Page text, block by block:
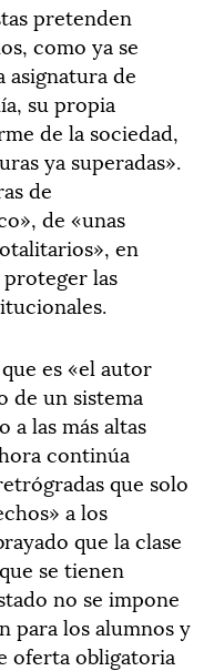
pretenden
como ya se
de
su propia
de la sociedad,
ya superadas».
de
de «unas
en
las
es «el autor
de un sistema
a las más altas
continúa
que solo
a los
que la clase
se tienen
no se impone
para los alumnos y
oferta obligatoria